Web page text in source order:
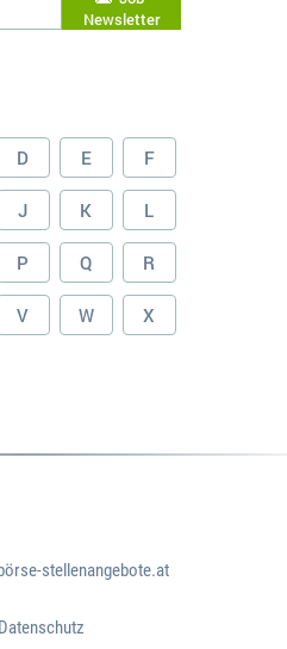
Newsletter
D E F
J K L
P Q R
V W X
stellenangebote.at